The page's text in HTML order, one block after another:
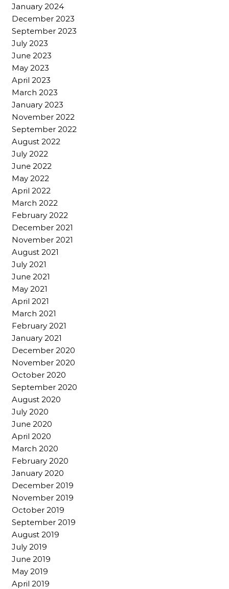
January 2024
December 2023
September 2023
July 2023
June 2023
May 2023
April 2023
March 2023
January 2023
November 2022
September 2022
August 2022
July 2022
June 2022
May 2022
April 2022
March 2022
February 2022
December 2021
November 2021
August 2021
July 2021
June 2021
May 2021
April 2021
March 2021
February 2021
January 2021
December 2020
November 2020
October 2020
September 2020
August 2020
July 2020
June 2020
April 2020
March 2020
February 2020
January 2020
December 2019
November 2019
October 2019
September 2019
August 2019
July 2019
June 2019
May 2019
April 2019